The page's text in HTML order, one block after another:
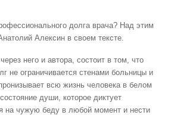
долга врача? Над этим
Алексин в своем тексте.
него и автора, состоит в том, что
не ограничивается стенами больницы и
всю жизнь человека в белом
души, которое диктует
на чужую беду в любой момент и нести